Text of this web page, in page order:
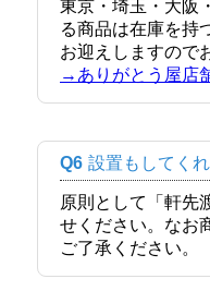
東京・埼玉・大阪
る商品は在庫を持
お迎えしますので
→ありがとう屋店
Q6 設置もしてく
原則として「軒先
せください。なお
ご了承ください。